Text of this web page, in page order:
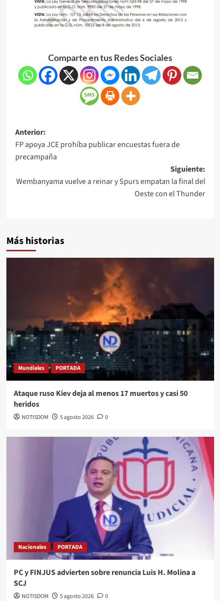
Comparte en tus Redes Sociales
Anterior:
FP apoya JCE prohíba publicar encuestas fuera de
precampaña
Siguiente:
Wembanyama vuelve a reinar y Spurs empatan la final del
Oeste con el Thunder
Más historias
Mundiales PORTADA
Ataque ruso Kiev deja al menos 17 muertos y casi 50
heridos
NOTISDOM 5 agosto 2026 0
Nacionales PORTADA
PC y FINJUS advierten sobre renuncia Luis H. Molina a
SCJ
NOTISDOM 5 agosto 2026 0